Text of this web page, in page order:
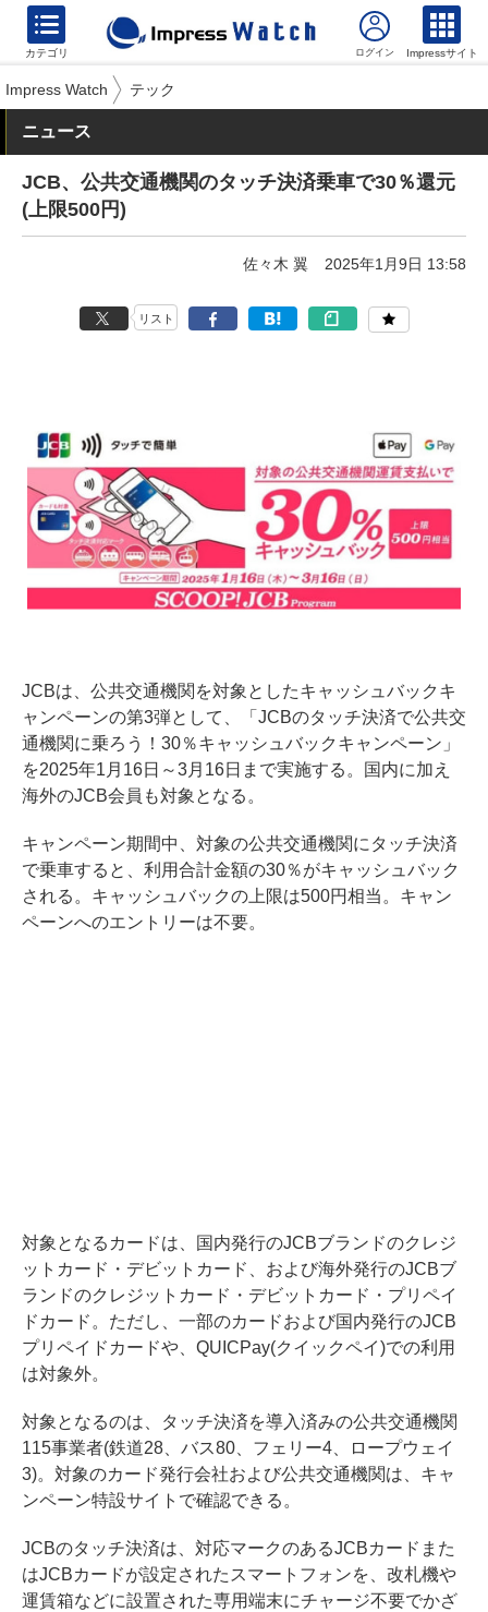
カテゴリ Impressサイト
Impress Watch テック
ニュース
JCB、公共交通機関のタッチ決済乗車で30％還元
(上限500円)
佐々木 翼 2025年1月9日 13:58
リスト
JCBは、公共交通機関を対象としたキャッシュバックキ
ャンペーンの第3弾として、「JCBのタッチ決済で公共交
通機関に乗ろう！30％キャッシュバックキャンペーン」
を2025年1月16日～3月16日まで実施する。国内に加え
海外のJCB会員も対象となる。
キャンペーン期間中、対象の公共交通機関にタッチ決済
で乗車すると、利用合計金額の30％がキャッシュバック
される。キャッシュバックの上限は500円相当。キャン
ペーンへのエントリーは不要。
対象となるカードは、国内発行のJCBブランドのクレジ
ットカード・デビットカード、および海外発行のJCBブ
ランドのクレジットカード・デビットカード・プリペイ
ドカード。ただし、一部のカードおよび国内発行のJCB
プリペイドカードや、QUICPay(クイックペイ)での利用
は対象外。
対象となるのは、タッチ決済を導入済みの公共交通機関
115事業者(鉄道28、バス80、フェリー4、ロープウェイ
3)。対象のカード発行会社および公共交通機関は、キャ
ンペーン特設サイトで確認できる。
JCBのタッチ決済は、対応マークのあるJCBカードまた
はJCBカードが設定されたスマートフォンを、改札機や
運賃箱などに設置された専用端末にチャージ不要でかざ